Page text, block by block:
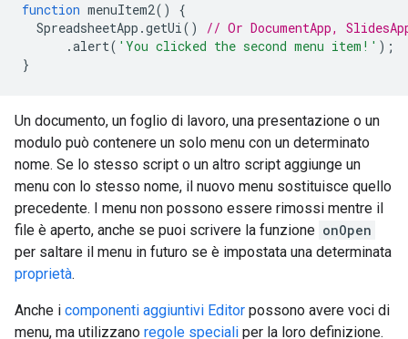
function menuItem2()
{
SpreadsheetApp .getUi()
// Or DocumentApp,
.alert( 'You clicked the second menu item!' );
}
Un documento, un foglio di lavoro, una presentazione o un
modulo può contenere un solo menu con un determinato
nome. Se lo stesso script o un altro script aggiunge un
menu con lo stesso nome, il nuovo menu sostituisce quello
precedente. I menu non possono essere rimossi mentre il
file è aperto, anche se puoi scrivere la funzione onOpen
per saltare il menu in futuro se è impostata una determinata
proprietà.
Anche i componenti aggiuntivi Editor possono avere voci di
menu, ma utilizzano regole speciali per la loro definizione.